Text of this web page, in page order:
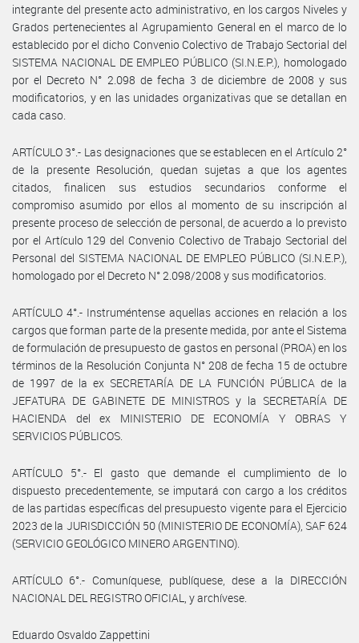
integrante del presente acto administrativo, en los cargos Niveles y
Grados pertenecientes al Agrupamiento General en el marco de lo
establecido por el dicho Convenio Colectivo de Trabajo Sectorial del
SISTEMA NACIONAL DE EMPLEO PÚBLICO (SI.N.E.P.), homologado
por el Decreto N° 2.098 de fecha 3 de diciembre de 2008 y sus
modificatorios, y en las unidades organizativas que se detallan en
cada caso.
ARTÍCULO 3°.- Las designaciones que se establecen en el Artículo 2°
de la presente Resolución, quedan sujetas a que los agentes
citados, finalicen sus estudios secundarios conforme el
compromiso asumido por ellos al momento de su inscripción al
presente proceso de selección de personal, de acuerdo a lo previsto
por el Artículo 129 del Convenio Colectivo de Trabajo Sectorial del
Personal del SISTEMA NACIONAL DE EMPLEO PÚBLICO (SI.N.E.P.),
homologado por el Decreto N° 2.098/2008 y sus modificatorios.
ARTÍCULO 4°.- Instruméntense aquellas acciones en relación a los
cargos que forman parte de la presente medida, por ante el Sistema
de formulación de presupuesto de gastos en personal (PROA) en los
términos de la Resolución Conjunta N° 208 de fecha 15 de octubre
de 1997 de la ex SECRETARÍA DE LA FUNCIÓN PÚBLICA de la
JEFATURA DE GABINETE DE MINISTROS y la SECRETARÍA DE
HACIENDA del ex MINISTERIO DE ECONOMÍA Y OBRAS Y
SERVICIOS PÚBLICOS.
ARTÍCULO 5°.- El gasto que demande el cumplimiento de lo
dispuesto precedentemente, se imputará con cargo a los créditos
de las partidas específicas del presupuesto vigente para el Ejercicio
2023 de la JURISDICCIÓN 50 (MINISTERIO DE ECONOMÍA), SAF 624
(SERVICIO GEOLÓGICO MINERO ARGENTINO).
ARTÍCULO 6°.- Comuníquese, publíquese, dese a la DIRECCIÓN
NACIONAL DEL REGISTRO OFICIAL, y archívese.
Eduardo Osvaldo Zappettini